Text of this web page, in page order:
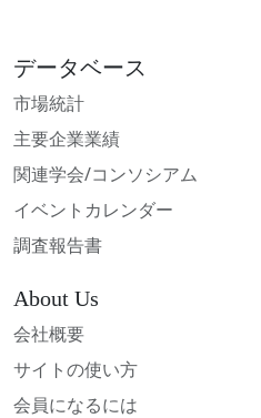
データベース
市場統計
主要企業業績
関連学会/コンソシアム
イベントカレンダー
調査報告書
About Us
会社概要
サイトの使い方
会員になるには